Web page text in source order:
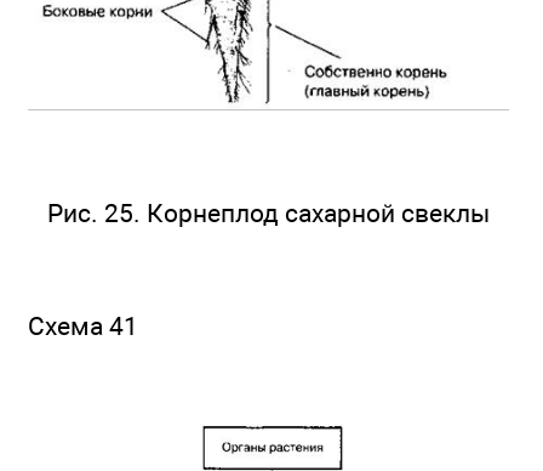
Рис. 25. Корнеплод сахарной свеклы
Схема 41